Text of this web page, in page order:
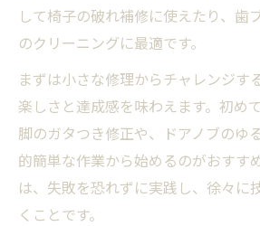
して椅子の破れ補修に使えたり、歯
のクリーニングに最適です。
まずは小さな修理からチャレンジす
楽しさと達成感を味わえます。初め
脚のガタつき修正や、ドアノブのゆ
的簡単な作業から始めるのがおすす
は、失敗を恐れずに実践し、徐々に
くことです。